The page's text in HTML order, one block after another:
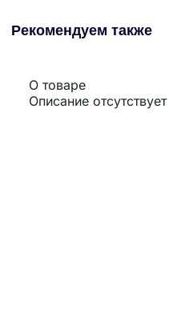
Рекомендуем также
О товаре
Описание отсутствует